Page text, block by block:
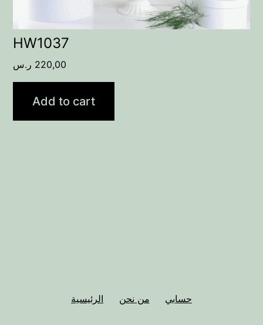
HW1037
220,00 ر.س
Add to cart
الرئيسية من نحن حسابي